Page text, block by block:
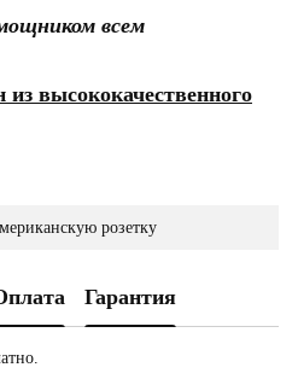
всем
из высококачественного
розетку
Гарантия